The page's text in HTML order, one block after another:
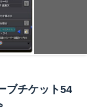
ブチケット54